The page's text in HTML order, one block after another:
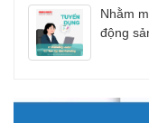
Nhằm
động